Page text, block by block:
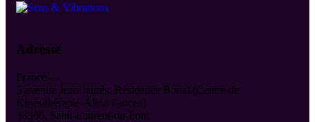
Adresse
France —
5 avenue Jean Jaurès, Résidence Bonal (Centre de
Kinésithérapie-Alina Garcea)
38380, Saint-Laurent-du-Pont